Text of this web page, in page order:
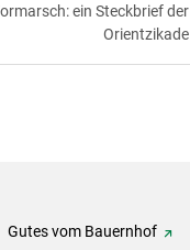
ein Steckbrief der
Orientzikade
Gutes vom Bauernhof